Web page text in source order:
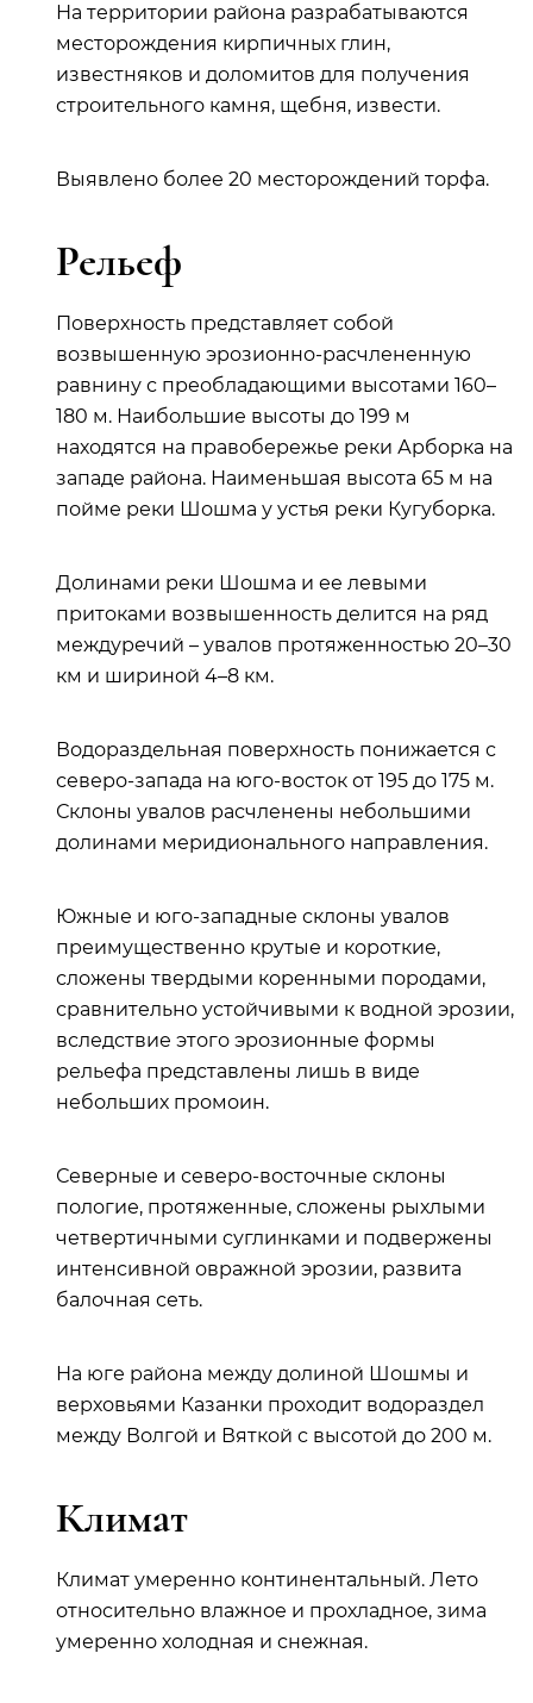
На территории района разрабатываются
месторождения кирпичных глин,
известняков и доломитов для получения
строительного камня, щебня, извести.
Выявлено более 20 месторождений торфа.
Рельеф
Поверхность представляет собой
возвышенную эрозионно-расчлененную
равнину с преобладающими высотами 160–
180 м. Наибольшие высоты до 199 м
находятся на правобережье реки Арборка на
западе района. Наименьшая высота 65 м на
пойме реки Шошма у устья реки Кугуборка.
Долинами реки Шошма и ее левыми
притоками возвышенность делится на ряд
междуречий – увалов протяженностью 20–30
км и шириной 4–8 км.
Водораздельная поверхность понижается с
северо-запада на юго-восток от 195 до 175 м.
Склоны увалов расчленены небольшими
долинами меридионального направления.
Южные и юго-западные склоны увалов
преимущественно крутые и короткие,
сложены твердыми коренными породами,
сравнительно устойчивыми к водной эрозии,
вследствие этого эрозионные формы
рельефа представлены лишь в виде
небольших промоин.
Северные и северо-восточные склоны
пологие, протяженные, сложены рыхлыми
четвертичными суглинками и подвержены
интенсивной овражной эрозии, развита
балочная сеть.
На юге района между долиной Шошмы и
верховьями Казанки проходит водораздел
между Волгой и Вяткой с высотой до 200 м.
Климат
Климат умеренно континентальный. Лето
относительно влажное и прохладное, зима
умеренно холодная и снежная.